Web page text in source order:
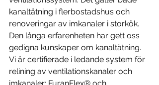
kanaltätning i flerbostadshus och
renoveringar av imkanaler i storkök.
Den långa erfarenheten har gett oss
gedigna kunskaper om kanaltätning.
Vi är certifierade i ledande system för
relining av ventilationskanaler och